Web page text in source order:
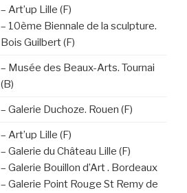
– Art’up Lille (F)
– 10ème Biennale de la sculpture.
Bois Guilbert (F)
– Musée des Beaux-Arts. Tournai
(B)
– Galerie Duchoze. Rouen (F)
– Art’up Lille (F)
– Galerie du Château Lille (F)
– Galerie Bouillon d’Art . Bordeaux
– Galerie Point Rouge St Remy de